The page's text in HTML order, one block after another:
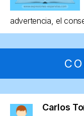
advertencia, el
Carlos